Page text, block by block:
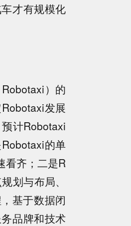
才有规模化
）的
发展
计Robotaxi
的单
看齐；二是R
划与布局、
基于数据闭
品牌和技术